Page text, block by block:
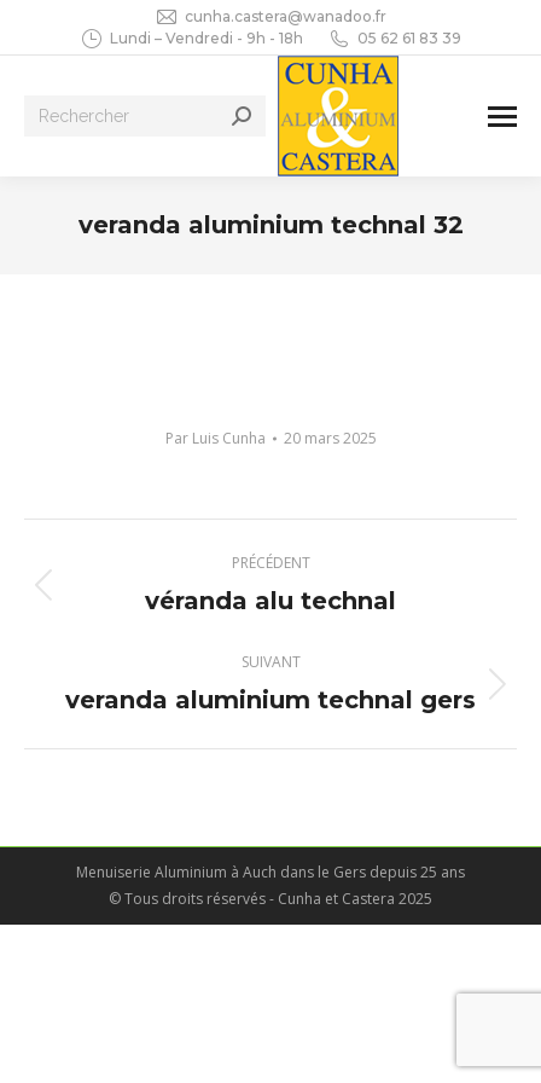
cunha.castera@wanadoo.fr
Lundi – Vendredi - 9h - 18h
05 62 61 83 39
Recherche
veranda aluminium technal 32
Par Luis Cunha 20 mars 2025
album
PRÉCÉDENT
Album
:
véranda alu technal
SUIVANT
Album
veranda aluminium technal gers
Menuiserie Aluminium à Auch dans le Gers depuis 25 ans
© Tous droits réservés - Cunha et Castera 2025